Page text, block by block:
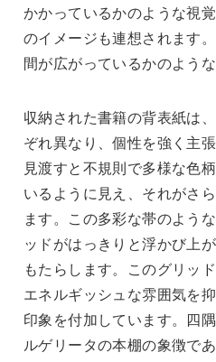
かかっているかのような視
のイメージも連想されます
間が広がっているかのよう
収納された書籍の背表紙は
ぞれ異なり、個性を強く主
見渡すと不規則で多様な色
いるように見え、それがさ
ます。この多彩な帯のよう
ッドがはっきりと浮かび上
もたらします。このグリッ
エネルギッシュな雰囲気を
印象を付加しています。四
ルゲリータの本棚の象徴で